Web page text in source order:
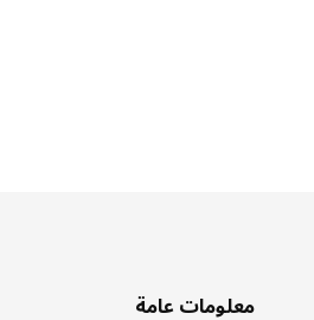
معلومات عامة